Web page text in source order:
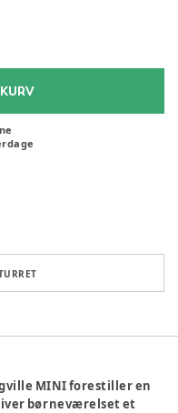
MINI forestiller en
børneværelset et